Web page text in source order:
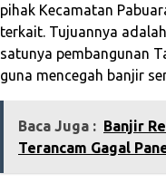
pihak Kecamatan
terkait. Tujuannya
satunya pembangunan
guna mencegah banjir
Baca Juga : ‎Banjir
Terancam Gagal